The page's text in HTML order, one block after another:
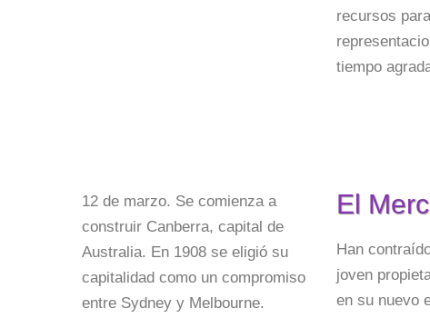
recursos
tiempo
12 de marzo. Se comienza a
construir Canberra, capital de
Australia. En 1908 se eligió su
capitalidad como un compromiso
entre Sydney y Melbourne.
El
Han
joven
en su nuevo